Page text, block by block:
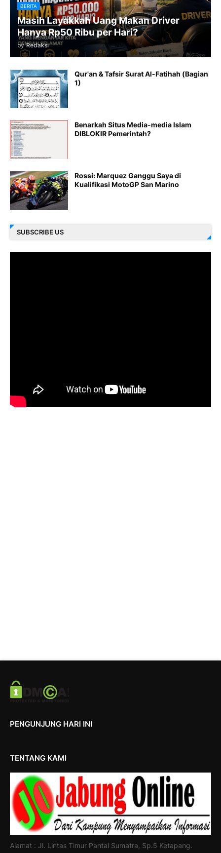
BERITA
Masih Layakkah Uang Makan Driver
Hanya Rp50 Ribu per Hari?
by Redaksi
Qur'an & Tafsir Surat Al-Fatihah (Bagian
1)
Benarkah Situs Media-media Islam
DIBLOKIR Pemerintah?
Rossi: Marquez Ganggu Saya di
Kualifikasi MotoGP San Marino
SUBSCRIBE US
PENGUNJUNG HARI INI
TENTANG KAMI
Alamat : Jl. Lintas Timur Pantai Sumatra, Sp.5 Ketapang.